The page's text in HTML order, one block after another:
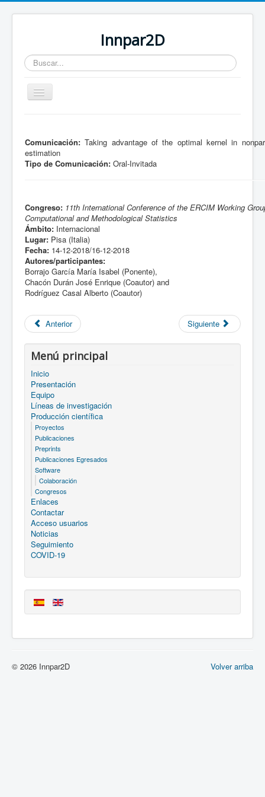
Innpar2D
Buscar...
Cambiar
navegación
Comunicación: Taking advantage of the optimal kernel in
estimation
Tipo de Comunicación: Oral-Invitada
Congreso: 11th International Conference of the ERCIM Working
Computational and Methodological Statistics
Ámbito: Internacional
Lugar: Pisa (Italia)
Fecha: 14-12-2018/16-12-2018
Autores/participantes:
Borrajo García María Isabel (Ponente),
Chacón Durán José Enrique (Coautor) and
Rodríguez Casal Alberto (Coautor)
Anterior Siguiente
Menú principal
Inicio
Presentación
Equipo
Líneas de investigación
Producción científica
Proyectos
Publicaciones
Preprints
Publicaciones Egresados
Software
Colaboración
Congresos
Enlaces
Contactar
Acceso usuarios
Noticias
Seguimiento
COVID-19
Volver arriba
© 2026 Innpar2D